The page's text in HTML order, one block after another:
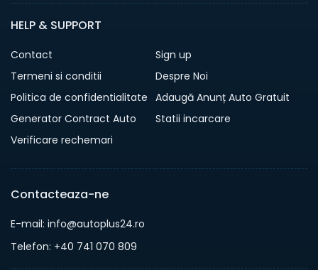
HELP & SUPPORT
Contact
Sign up
Termeni si conditii
Despre Noi
Politica de confidentialitate Adaugă Anunț Auto Gratuit
Generator Contract Auto
Statii incarcare
Verificare rechemari
Contacteaza-ne
E-mail: info@autoplus24.ro
Telefon: +40 741 070 809